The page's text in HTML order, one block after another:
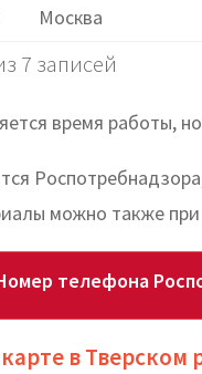
Москва
7 записей
время работы,
можно также
телефона
в Тверском